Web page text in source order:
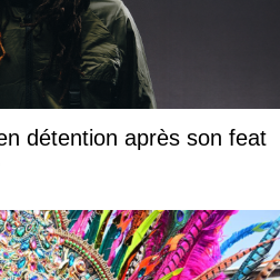
détention après son feat